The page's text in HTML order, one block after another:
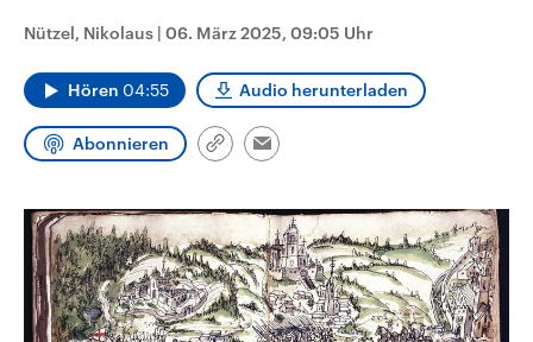
Umfragen, Prognosen,
Wahlprogramme, aktuelle Berichte
und Kandidaten der anstehenden
Wahl.
Nützel, Nikolaus | 06. März 2025, 09:05 Uhr
Hören 04:55 Audio herunterladen
Abonnieren
Link
Email